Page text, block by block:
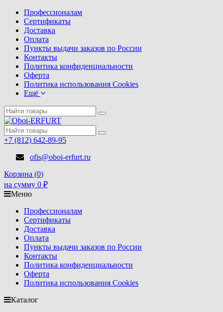
Профессионалам
Сертификаты
Доставка
Оплата
Пункты выдачи заказов по России
Контакты
Политика конфиденциальности
Оферта
Политика использования Cookies
Ещё
+7 (812) 642-89-95
ofis@oboi-erfurt.ru
Корзина (0)
на сумму 0 ₽
Меню
Профессионалам
Сертификаты
Доставка
Оплата
Пункты выдачи заказов по России
Контакты
Политика конфиденциальности
Оферта
Политика использования Cookies
Каталог